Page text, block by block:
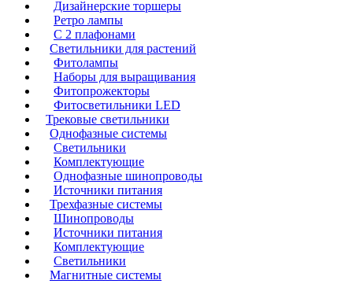
Дизайнерские торшеры
Ретро лампы
C 2 плафонами
Светильники для растений
Фитолампы
Наборы для выращивания
Фитопрожекторы
Фитосветильники LED
Трековые светильники
Однофазные системы
Светильники
Комплектующие
Однофазные шинопроводы
Источники питания
Трехфазные системы
Шинопроводы
Источники питания
Комплектующие
Светильники
Магнитные системы